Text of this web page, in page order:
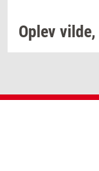
Oplev vilde,